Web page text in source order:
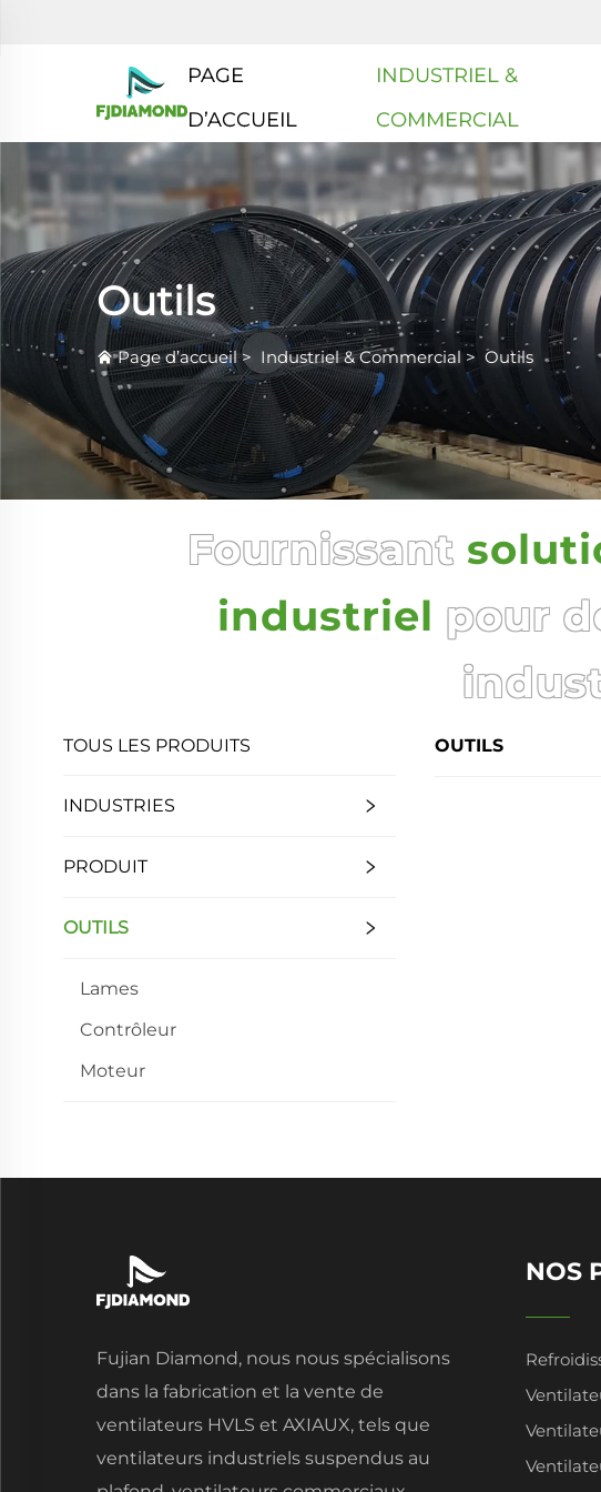
PAGE
D’ACCUEIL
INDUSTRIEL &
COMMERCIAL
Outils
Page d’accueil> Industriel & Commercial> Outils
Fournissant
industriel pour
TOUS LES PRODUITS
INDUSTRIES
PRODUIT
OUTILS
Lames
Contrôleur
Moteur
OUTILS
Fujian Diamond, nous nous spécialisons
dans la fabrication et la vente de
ventilateurs HVLS et AXIAUX, tels que
ventilateurs industriels suspendus au
NOS